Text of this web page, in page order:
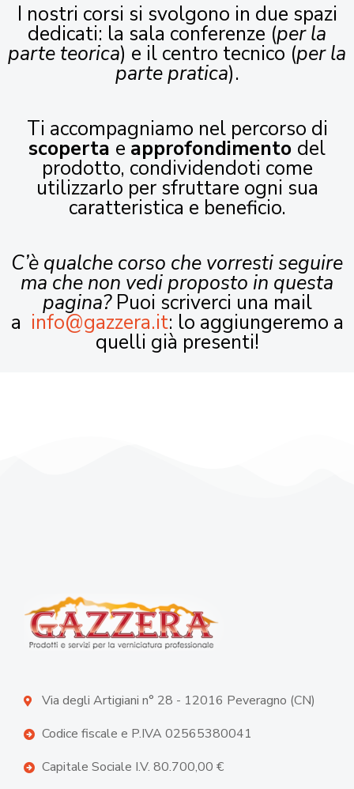
I nostri corsi si svolgono in due spazi
dedicati: la sala conferenze (per la
parte teorica) e il centro tecnico (per la
parte pratica).
Ti accompagniamo nel percorso di
scoperta e approfondimento del
prodotto, condividendoti come
utilizzarlo per sfruttare ogni sua
caratteristica e beneficio.
C’è qualche corso che vorresti seguire
ma che non vedi proposto in questa
pagina?Puoi scriverci una mail
a info@gazzera.it: lo aggiungeremo a
quelli già presenti!
Via degli Artigiani n° 28 - 12016 Peveragno (CN)
Codice fiscale e P.IVA 02565380041
Capitale Sociale I.V. 80.700,00 €